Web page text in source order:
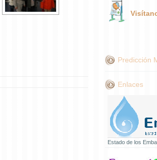
Predicción
Enlaces
Estado de los